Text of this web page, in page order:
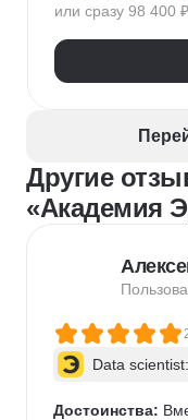
Kanban
Scrum
Тайм-менеджмент
Управление
или сразу 98 400 ₽
Другие
«Академия
Data
Достоинства: